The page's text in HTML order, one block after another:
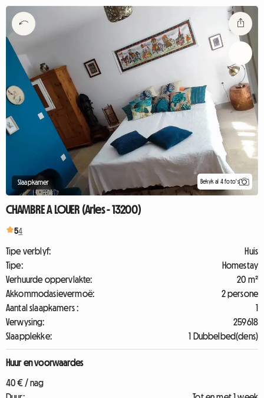
Slaapkamer Bekyk al 4 foto's
CHAMBRE A LOUER (Arles - 13200)
54
Tipe verblyf:
Huis
Tipe:
Homestay
Verhuurde oppervlakte:
20 m²
Akkommodasievermoë:
2 persone
Aantal slaapkamers :
1
Verwysing:
259618
Slaapplekke:
1 Dubbelbed(dens)
Huur en voorwaardes
40 € / nag